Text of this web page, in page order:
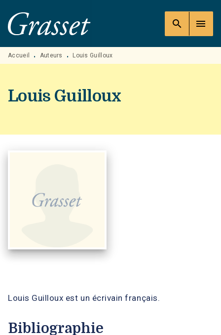
MENU RECHERCHE
PIED DE PAGE
search menu
Accueil • Auteurs • Louis Guilloux
Louis Guilloux
Louis Guilloux est un écrivain français.
Bibliographie